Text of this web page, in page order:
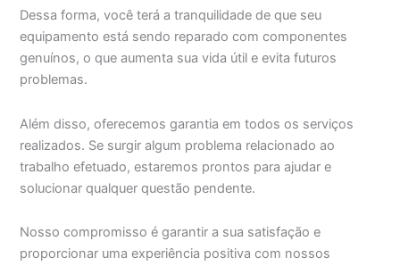
Dessa forma, você terá a tranquilidade de que seu
equipamento está sendo reparado com componentes
genuínos, o que aumenta sua vida útil e evita futuros
problemas.
Além disso, oferecemos garantia em todos os serviços
realizados. Se surgir algum problema relacionado ao
trabalho efetuado, estaremos prontos para ajudar e
solucionar qualquer questão pendente.
Nosso compromisso é garantir a sua satisfação e
proporcionar uma experiência positiva com nossos